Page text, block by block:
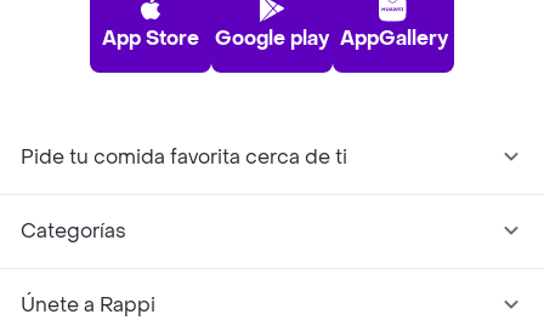
App Store Google play AppGallery
Pide tu comida favorita cerca de ti
Categorías
Únete a Rappi